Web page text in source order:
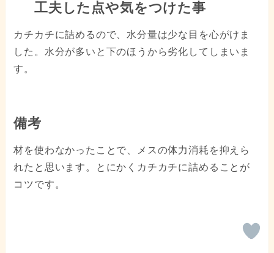
工夫した点や気をつけた事
カチカチに詰めるので、水分量は少な目を心がけま
した。水分が多いと下のほうから劣化してしまいま
す。
備考
材を使わなかったことで、メスの体力消耗を抑えら
れたと思います。とにかくカチカチに詰めることが
コツです。